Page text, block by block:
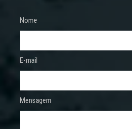
Nome
E-mail
Mensagem